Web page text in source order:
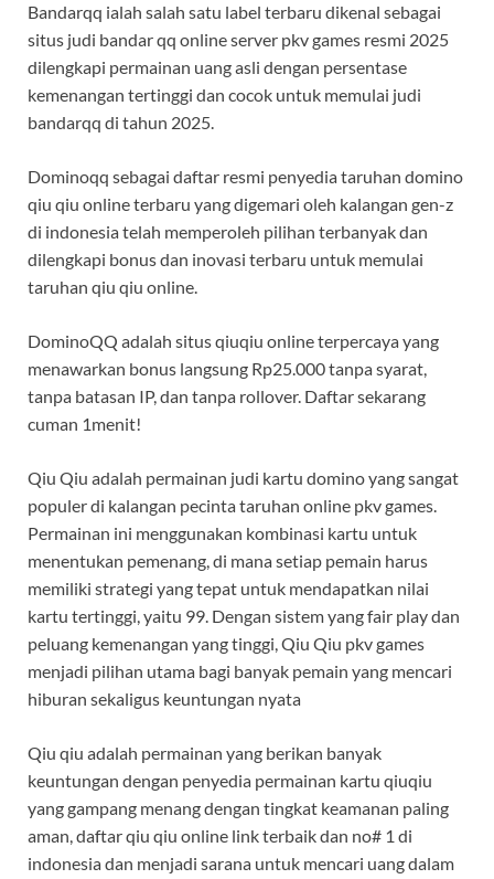
Bandarqq ialah salah satu label terbaru dikenal sebagai
situs judi bandar qq online server pkv games resmi 2025
dilengkapi permainan uang asli dengan persentase
kemenangan tertinggi dan cocok untuk memulai judi
bandarqq di tahun 2025.
Dominoqq sebagai daftar resmi penyedia taruhan domino
qiu qiu online terbaru yang digemari oleh kalangan gen-z
di indonesia telah memperoleh pilihan terbanyak dan
dilengkapi bonus dan inovasi terbaru untuk memulai
taruhan qiu qiu online.
DominoQQ adalah situs qiuqiu online terpercaya yang
menawarkan bonus langsung Rp25.000 tanpa syarat,
tanpa batasan IP, dan tanpa rollover. Daftar sekarang
cuman 1menit!
Qiu Qiu adalah permainan judi kartu domino yang sangat
populer di kalangan pecinta taruhan online pkv games.
Permainan ini menggunakan kombinasi kartu untuk
menentukan pemenang, di mana setiap pemain harus
memiliki strategi yang tepat untuk mendapatkan nilai
kartu tertinggi, yaitu 99. Dengan sistem yang fair play dan
peluang kemenangan yang tinggi, Qiu Qiu pkv games
menjadi pilihan utama bagi banyak pemain yang mencari
hiburan sekaligus keuntungan nyata
Qiu qiu adalah permainan yang berikan banyak
keuntungan dengan penyedia permainan kartu qiuqiu
yang gampang menang dengan tingkat keamanan paling
aman, daftar qiu qiu online link terbaik dan no# 1 di
indonesia dan menjadi sarana untuk mencari uang dalam